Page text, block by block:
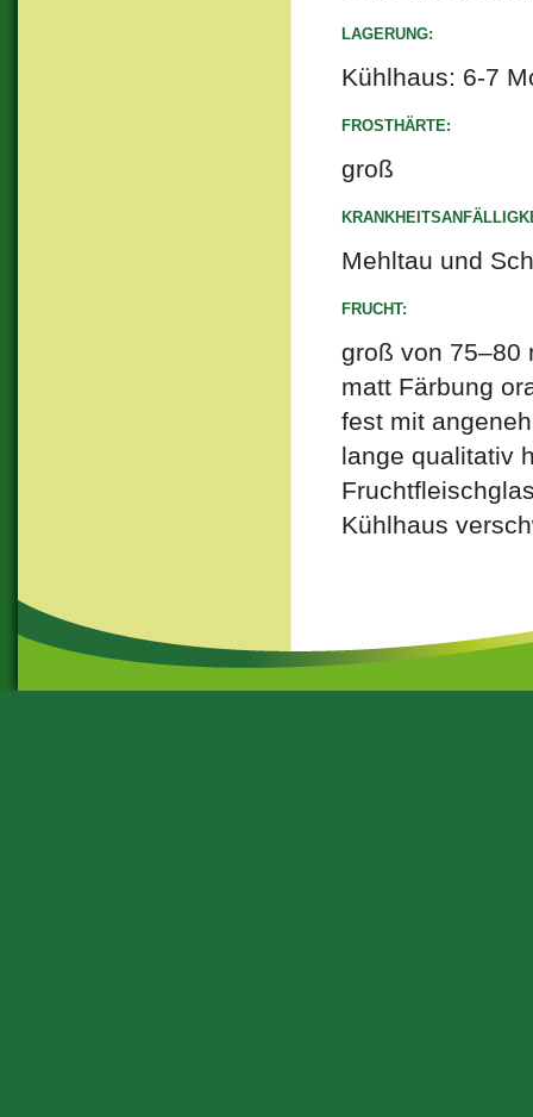
LAGERUNG:
Kühlhaus: 6-7
FROSTHÄRTE:
groß
Mehltau und
FRUCHT:
groß von 75–80
matt Färbung
fest mit
lange qualitativ
Kühlhaus